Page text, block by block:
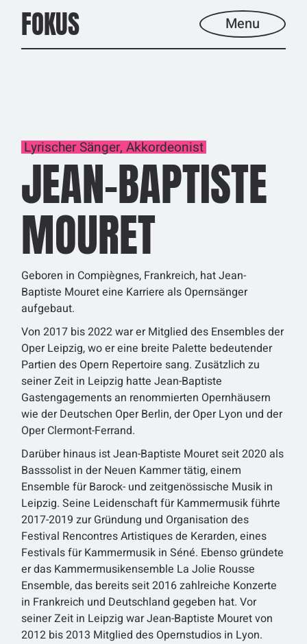
contentFOKUS Menu
Lyrischer Sänger, Akkordeonist
JEAN-BAPTISTE
MOURET
Geboren in Compiègnes, Frankreich, hat Jean-
Baptiste Mouret eine Karriere als Opernsänger
aufgebaut.
Von 2017 bis 2022 war er Mitglied des Ensembles der
Oper Leipzig, wo er eine breite Palette bedeutender
Partien des Opern Repertoire sang. Zusätzlich zu
seiner Zeit in Leipzig hatte Jean-Baptiste
Gastengagements an renommierten Opernhäusern
wie der Deutschen Oper Berlin, der Oper Lyon und der
Oper Clermont-Ferrand.
Darüber hinaus ist Jean-Baptiste Mouret seit 2020 als
Basssolist in der Neuen Kammer tätig, einem
Ensemble für Barock- und zeitgenössische Musik in
Leipzig. Seine Leidenschaft für Kammermusik führte
2017-2019 zur Gründung und Organisation des
Festival Rencontres Artistiques de Kerarden, eines
Festivals für Kammermusik in Séné. Ebenso gründete
er das Kammermusikensemble La Jolie Rousse
Ensemble, das bereits seit 2016 zahlreiche Konzerte
in Frankreich und Deutschland gegeben hat. Vor
seiner Zeit in Leipzig war Jean-Baptiste Mouret von
2012 bis 2013 Mitglied des Opernstudios in Lyon.